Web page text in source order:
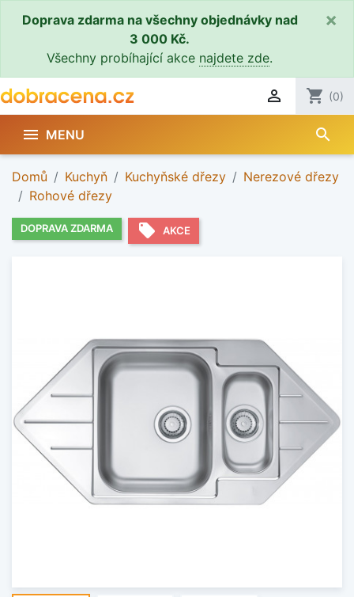
Doprava zdarma na všechny objednávky nad
3 000 Kč.
Všechny probíhající akce najdete zde.
×
 shopping_cart (0)
 MENU search
Domů Kuchyň Kuchyňské dřezy
Nerezové dřezy
Rohové dřezy
DOPRAVA ZDARMA local_offer AKCE